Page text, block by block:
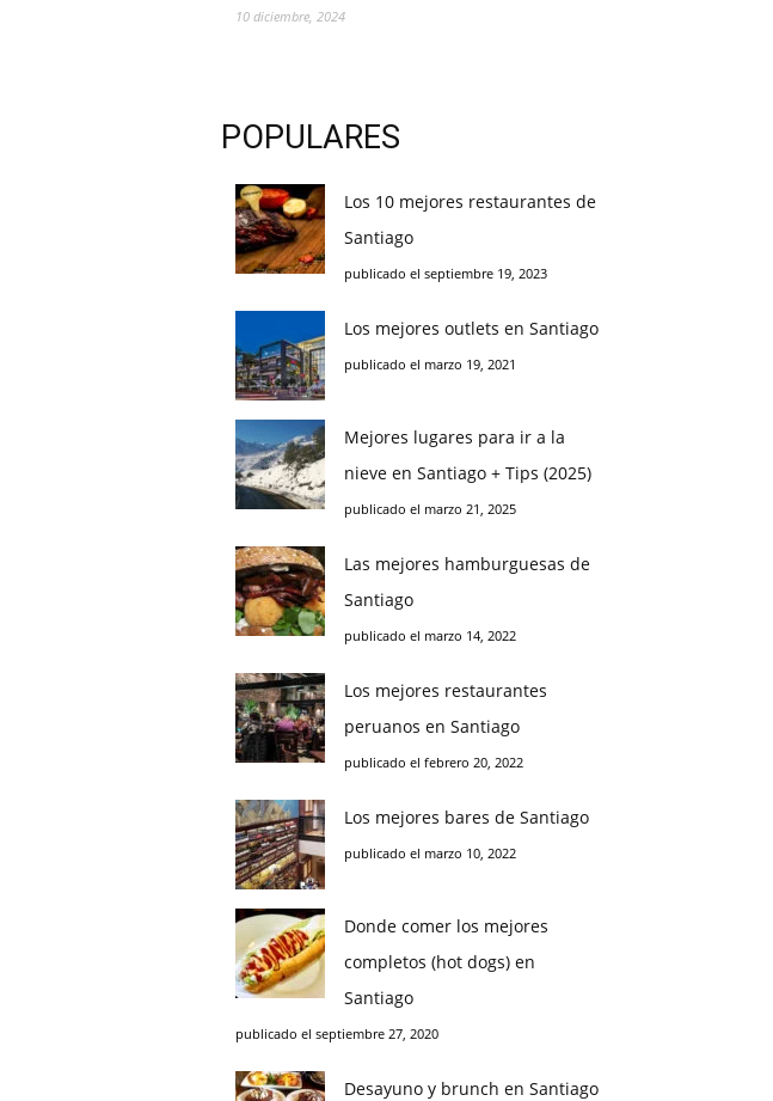
10 diciembre, 2024
POPULARES
Los 10 mejores restaurantes de
Santiago
publicado el septiembre 19, 2023
Los mejores outlets en Santiago
publicado el marzo 19, 2021
Mejores lugares para ir a la
nieve en Santiago + Tips (2025)
publicado el marzo 21, 2025
Las mejores hamburguesas de
Santiago
publicado el marzo 14, 2022
Los mejores restaurantes
peruanos en Santiago
publicado el febrero 20, 2022
Los mejores bares de Santiago
publicado el marzo 10, 2022
Donde comer los mejores
completos (hot dogs) en
Santiago
publicado el septiembre 27, 2020
Desayuno y brunch en Santiago